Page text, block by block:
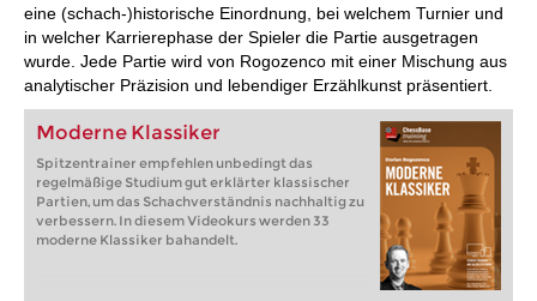
eine (schach-)historische Einordnung, bei welchem Turnier und
in welcher Karrierephase der Spieler die Partie ausgetragen
wurde. Jede Partie wird von Rogozenco mit einer Mischung aus
analytischer Präzision und lebendiger Erzählkunst präsentiert.
Moderne Klassiker
Spitzentrainer empfehlen unbedingt das
regelmäßige Studium gut erklärter klassischer
Partien, um das Schachverständnis nachhaltig zu
verbessern. In diesem Videokurs werden 33
moderne Klassiker bahandelt.